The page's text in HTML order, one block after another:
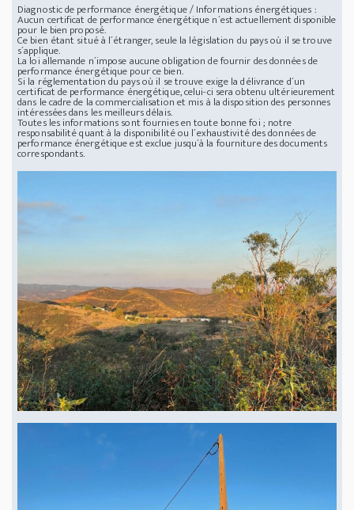
Diagnostic de performance énergétique / Informations énergétiques :
Aucun certificat de performance énergétique n´est actuellement disponible
pour le bien proposé.
Ce bien étant situé à l´étranger, seule la législation du pays où il se trouve
s´applique.
La loi allemande n´impose aucune obligation de fournir des données de
performance énergétique pour ce bien.
Si la réglementation du pays où il se trouve exige la délivrance d´un
certificat de performance énergétique, celui-ci sera obtenu ultérieurement
dans le cadre de la commercialisation et mis à la disposition des personnes
intéressées dans les meilleurs délais.
Toutes les informations sont fournies en toute bonne foi ; notre
responsabilité quant à la disponibilité ou l´exhaustivité des données de
performance énergétique est exclue jusqu´à la fourniture des documents
correspondants.